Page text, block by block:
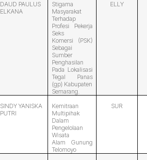
DAUD PAULUS
ELKANA
Stigama
Masyarakat
Terhadap
Profesi Pekerja
Seks
Komersi (PSK)
Sebagai
Sumber
Penghasilan
Pada Lokalisasi
Tegal Panas
(gp) Kabupaten
Semarang.
ELLY
SINDY YANISKA
PUTRI
Kemitraan
Multipihak
Dalam
Pengelolaan
Wisata
Alam Gunung
Telomoyo
SUR